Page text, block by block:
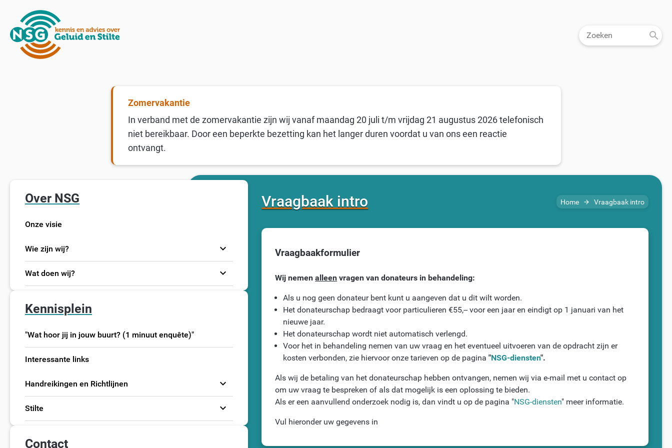
Zomervakantie
In verband met de zomervakantie zijn wij vanaf maandag 20 juli t/m vrijdag 21 augustus 2026 telefonisch
niet bereikbaar. Door een beperkte bezetting kan het langer duren voordat u van ons een reactie
ontvangt.
Over NSG
Onze visie
Wie zijn wij? expand_more
Wat doen wij? expand_more
Kennisplein
"Wat hoor jij in jouw buurt? (1 minuut enquête)"
Interessante links
Handreikingen en Richtlijnen expand_more
Stilte expand_more
Contact
Vraagbaak intro Home arrow_forward Vraagbaak intro
Vraagbaakformulier
Wij nemenalleen vragen van donateurs in behandeling:
Als u nog geen donateur bent kunt u aangeven dat u dit wilt worden.
Het donateurschap bedraagt voor particulieren €55,-- voor een jaar en eindigt op 1 januari van het
nieuwe jaar.
Het donateurschap wordt niet automatisch verlengd.
Voor het in behandeling nemen van uw vraag en het eventueel uitvoeren van de opdracht zijn er
kosten verbonden, zie hiervoor onze tarieven op de pagina "NSG-diensten".
Als wij de betaling van het donateurschap hebben ontvangen, nemen wij via e-mail met u contact op
om uw vraag te bespreken of als dat mogelijk is een oplossing te bieden.
Als er een aanvullend onderzoek nodig is, dan vindt u op de pagina "NSG-diensten" meer informatie.
Vul hieronder uw gegevens in